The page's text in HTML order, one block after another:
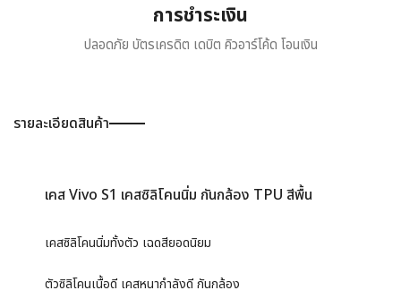
การชำระเงิน
ปลอดภัย บัตรเครดิต เดบิต คิวอาร์โค้ด โอนเงิน
รายละเอียดสินค้า
เคส Vivo S1 เคสซิลิโคนนิ่ม กันกล้อง TPU สีพื้น
เคสซิลิโคนนิ่มทั้งตัว เฉดสียอดนิยม
ตัวซิลิโคนเนื้อดี เคสหนากำลังดี กันกล้อง